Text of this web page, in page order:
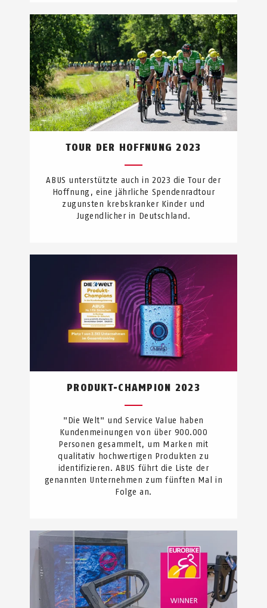
TOUR DER HOFFNUNG 2023
ABUS unterstützte auch in 2023 die Tour der
Hoffnung, eine jährliche Spendenradtour
zugunsten krebskranker Kinder und
Jugendlicher in Deutschland.
PRODUKT-CHAMPION 2023
"Die Welt" und Service Value haben
Kundenmeinungen von über 900.000
Personen gesammelt, um Marken mit
qualitativ hochwertigen Produkten zu
identifizieren. ABUS führt die Liste der
genannten Unternehmen zum fünften Mal in
Folge an.